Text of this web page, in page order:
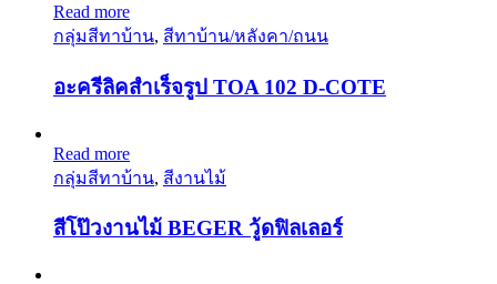
Read more
กลุ่มสีทาบ้าน, สีทาบ้าน/หลังคา/ถนน
อะครีลิคสำเร็จรูป TOA 102 D-COTE
Read more
กลุ่มสีทาบ้าน, สีงานไม้
สีโป๊วงานไม้ BEGER วู้ดฟิลเลอร์